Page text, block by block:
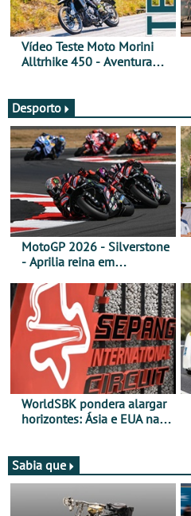
Vídeo Teste Moto Morini
Alltrhike 450 - Aventura
Desporto
MotoGP 2026 - Silverstone
- Aprilia reina em
liderança
WorldSBK pondera alargar
horizontes: Ásia e EUA na
Sabia que